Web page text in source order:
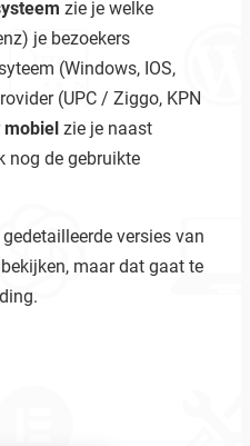
zie je welke
je bezoekers
(Windows, IOS,
(UPC / Ziggo, KPN
mobielzie je naast
nog de gebruikte
versies van
maar dat gaat te